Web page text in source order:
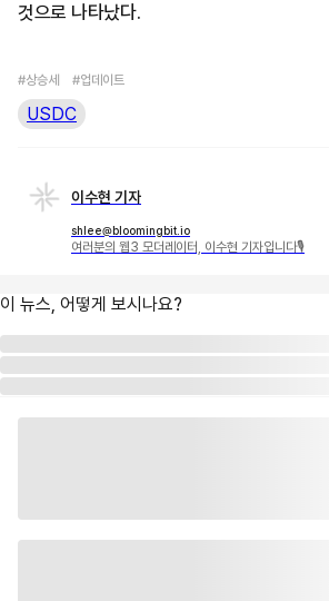
것으로 나타났다.
#상승세 #업데이트
USDC
이수현 기자
shlee@bloomingbit.io
여러분의 웹3 모더레이터, 이수현 기자입니다🎙
이 뉴스, 어떻게 보시나요?